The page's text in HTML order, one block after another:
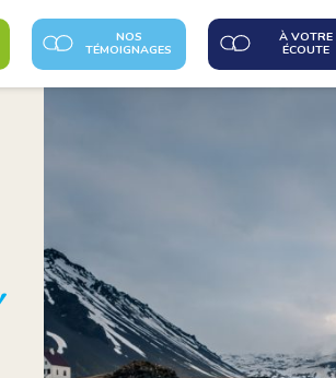
NOS
TÉMOIGNAGES
À VOTRE
ÉCOUTE